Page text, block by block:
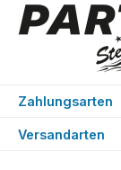
Zahlungsarten
Versandarten